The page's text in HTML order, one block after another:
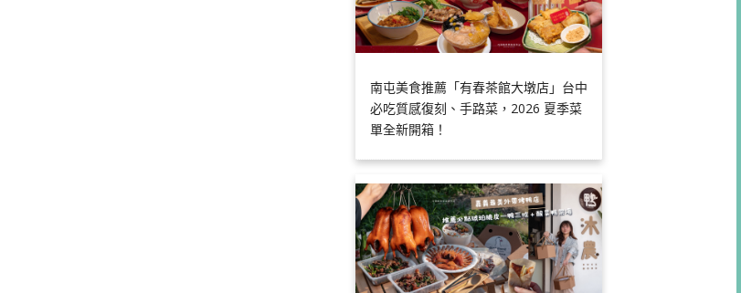
南屯美食推薦「有春茶館大墩店」台中
必吃質感復刻、手路菜，2026 夏季菜
單全新開箱！